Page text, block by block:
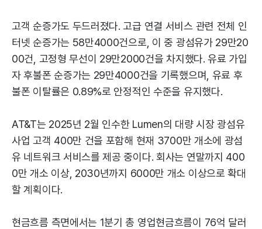
고객 순증가도 두드러졌다. 고급 연결 서비스 관련 전체 인
터넷 순증가는 58만4000건으로, 이 중 광섬유가 29만20
00건, 고정형 무선이 29만2000건을 차지했다. 유료 가입
자 후불폰 순증가는 29만4000건을 기록했으며, 유료 후
불폰 이탈률은 0.89%로 안정적인 수준을 유지했다.
AT&T는 2025년 2월 인수한 Lumen의 대량 시장 광섬유
사업 고객 400만 건을 포함해 현재 3700만 개소에 광섬
유 네트워크 서비스를 제공 중이다. 회사는 연말까지 400
0만 개소 이상, 2030년까지 6000만 개소 이상으로 확대
할 계획이다.
현금흐름 측면에서는 1분기 총 영업현금흐름이 76억 달러